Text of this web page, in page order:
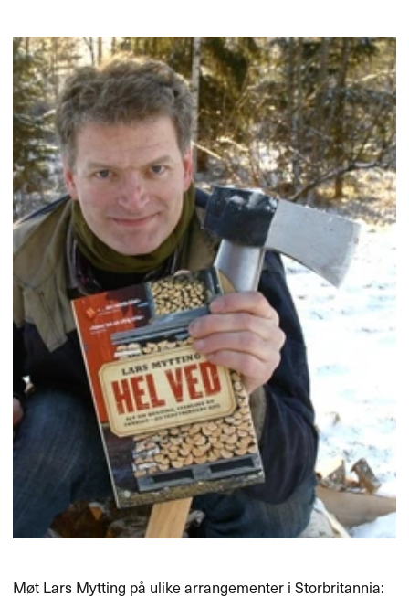
Møt Lars Mytting på ulike arrangementer i Storbritannia: